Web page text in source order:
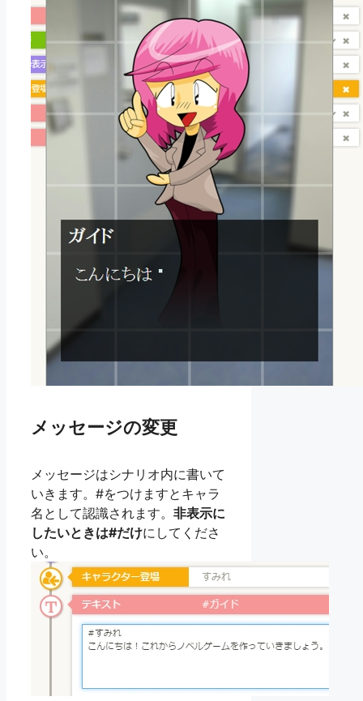
メッセージの変更
メッセージはシナリオ内に書いて
いきます。#をつけますとキャラ
名として認識されます。 非表示に
したいときは#だけにしてくださ
い。